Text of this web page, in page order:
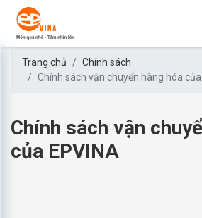
Trang chủ
Chính sách
Chính sách vận chuyển hàng hóa của
Chính sách vận
của EPVINA